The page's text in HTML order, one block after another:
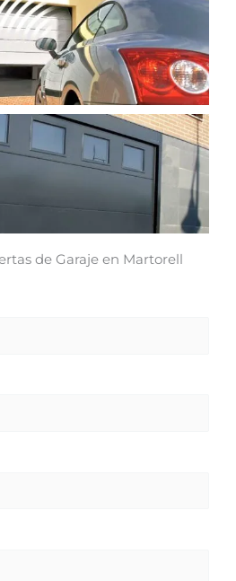
de Garaje en Martorell